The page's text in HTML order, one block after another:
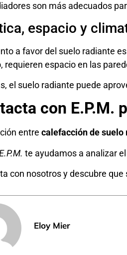
son más adecuados
espacio y
a favor del suelo radiante
requieren espacio en las
el suelo radiante puede
con E.P.M.
entre calefacción de
te ayudamos a analizar
con nosotros y descubre
Eloy Mier